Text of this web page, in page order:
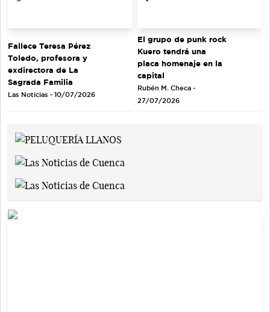
Fallece Teresa Pérez
Toledo, profesora y
exdirectora de La
Sagrada Familia
Las Noticias - 10/07/2026
El grupo de punk rock
Kuero tendrá una
placa homenaje en la
capital
Rubén M. Checa -
27/07/2026